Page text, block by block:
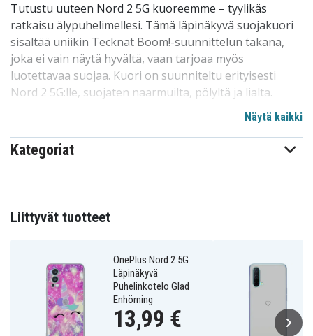
Tutustu uuteen Nord 2 5G kuoreemme – tyylikäs
ratkaisu älypuhelimellesi. Tämä läpinäkyvä suojakuori
sisältää uniikin Tecknat Boom!-suunnittelun takana,
joka ei vain näytä hyvältä, vaan tarjoaa myös
luotettavaa suojaa. Kuori on suunniteltu erityisesti
Nord 2 5G:lle, suojaten naarmuilta, pölyltä ja lialta.
Meidän suunnittelumme on teräväreunaton ja helppo
asentaa tai poistaa puhelimestasi, ilman
naarmuuntumisen tai muiden vahinkojen riskiä. Tämä
kohtuuhintainen, tämä kuori pärjää hyvin kilpailussa.
Erinomainen valinta puhelinten suojaamiseen perheen
Tuotteen yksityiskohdat:
-Erityisesti suunniteltu Nord 2 5G:lle, yhteensopiva
Näytä kaikki
Kategoriat
Liittyvät tuotteet
OnePlus Nord 2 5G
Läpinäkyvä
Puhelinkotelo Glad
Enhörning
13,99 €